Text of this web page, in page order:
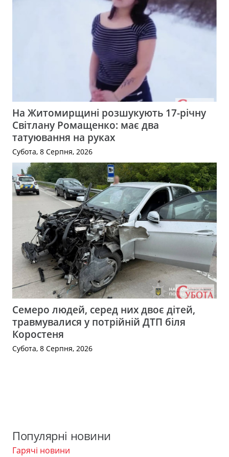
На Житомирщині розшукують 17-річну
Світлану Ромащенко: має два
татуювання на руках
Субота, 8 Серпня, 2026
Семеро людей, серед них двоє дітей,
травмувалися у потрійній ДТП біля
Коростеня
Субота, 8 Серпня, 2026
Популярні новини
Гарячі новини